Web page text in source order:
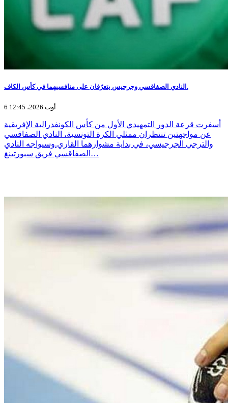
النادي الصفاقسي وجرجيس يتعرّفان على منافسيهما في كأس الكاف.
6 أوت 2026، 12:45
أسفرت قرعة الدور التمهيدي الأول من كأس الكونفدرالية الإفريقية
عن مواجهتين تنتظران ممثلي الكرة التونسية، النادي الصفاقسي
والترجي الجرجيسي، في بداية مشوارهما القاري.وسيواجه النادي
الصفاقسي فريق سبورتينغ…